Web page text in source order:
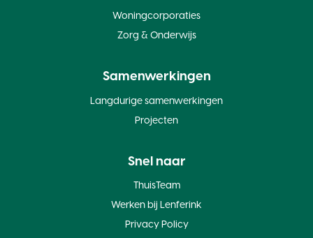
Woningcorporaties
Zorg & Onderwijs
Samenwerkingen
Langdurige samenwerkingen
Projecten
Snel naar
ThuisTeam
Werken bij Lenferink
Privacy Policy